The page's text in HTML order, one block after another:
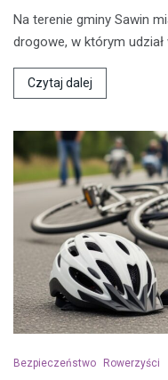
Na terenie gminy Sawin
drogowe, w którym udział
Czytaj dalej
Bezpieczeństwo Rowerzyści